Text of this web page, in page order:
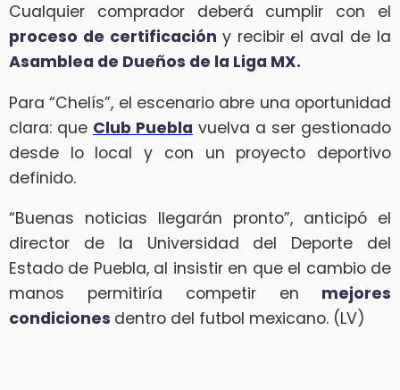
Cualquier comprador deberá cumplir con el
proceso de certificación y recibir el aval de la
Asamblea de Dueños de la Liga MX.
Para “Chelís”, el escenario abre una oportunidad
clara: que Club Puebla vuelva a ser gestionado
desde lo local y con un proyecto deportivo
definido.
“Buenas noticias llegarán pronto”, anticipó el
director de la Universidad del Deporte del
Estado de Puebla, al insistir en que el cambio de
manos permitiría competir en mejores
condiciones dentro del futbol mexicano. (LV)